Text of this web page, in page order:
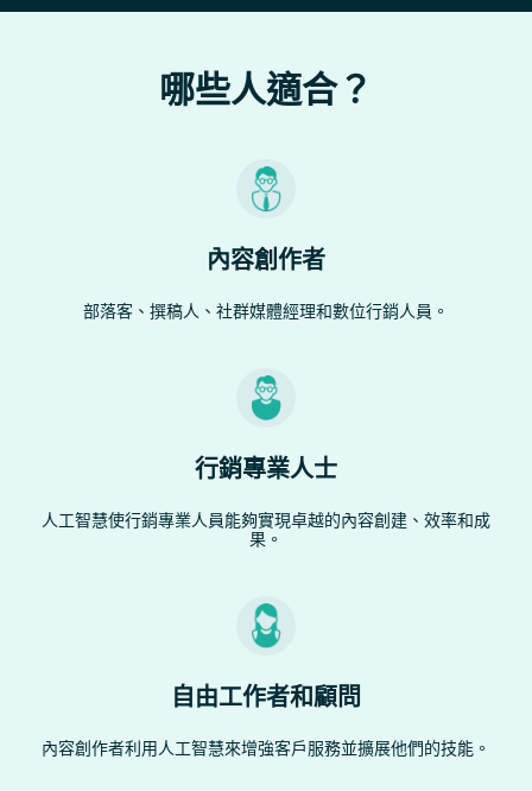
哪些人適合？
內容創作者
部落客、撰稿人、社群媒體經理和數位行銷人員。
行銷專業人士
人工智慧使行銷專業人員能夠實現卓越的內容創建、效率和成
果。
自由工作者和顧問
內容創作者利用人工智慧來增強客戶服務並擴展他們的技能。